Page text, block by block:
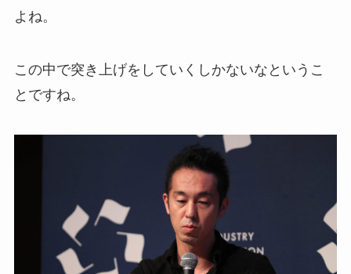
よね。
この中で突き上げをしていくしかないなというこ
とですね。